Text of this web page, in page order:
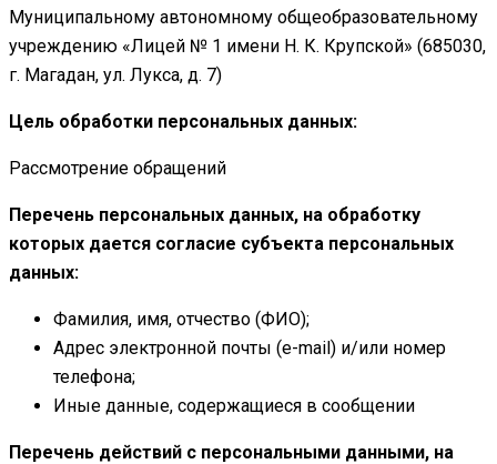
Муниципальному автономному общеобразовательному
учреждению «Лицей № 1 имени Н. К. Крупской» (685030,
г. Магадан, ул. Лукса, д. 7)
Цель обработки персональных данных:
Рассмотрение обращений
Перечень персональных данных, на обработку
которых дается согласие субъекта персональных
данных:
Фамилия, имя, отчество (ФИО);
Адрес электронной почты (e-mail) и/или номер
телефона;
Иные данные, содержащиеся в сообщении
Перечень действий с персональными данными, на